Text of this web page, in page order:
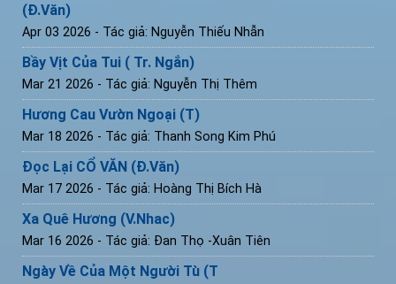
(Đ.Văn)
Apr 03 2026 - Tác giả: Nguyễn Thiếu Nhẫn
Bầy Vịt Của Tui ( Tr. Ngắn)
Mar 21 2026 - Tác giả: Nguyễn Thị Thêm
Hương Cau Vườn Ngoại (T)
Mar 18 2026 - Tác giả: Thanh Song Kim Phú
Đọc Lại CỔ VĂN (Đ.Văn)
Mar 17 2026 - Tác giả: Hoàng Thị Bích Hà
Xa Quê Hương (V.Nhac)
Mar 16 2026 - Tác giả: Đan Thọ -Xuân Tiên
Ngày Về Của Một Người Tù (T